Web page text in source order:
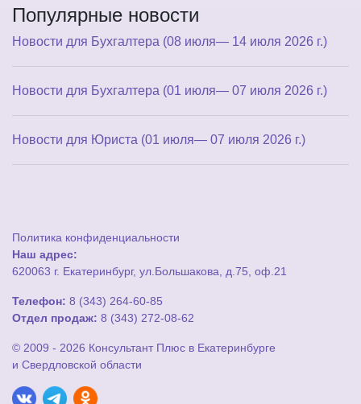
Популярные новости
Новости для Бухгалтера (08 июля— 14 июля 2026 г.)
Новости для Бухгалтера (01 июля— 07 июля 2026 г.)
Новости для Юриста (01 июля— 07 июля 2026 г.)
Политика конфиденциальности
Наш адрес:
620063 г. Екатеринбург, ул.Большакова, д.75, оф.21
Телефон: 8 (343) 264-60-85
Отдел продаж: 8 (343) 272-08-62
© 2009 - 2026 Консультант Плюс в Екатеринбурге
и Свердловской области